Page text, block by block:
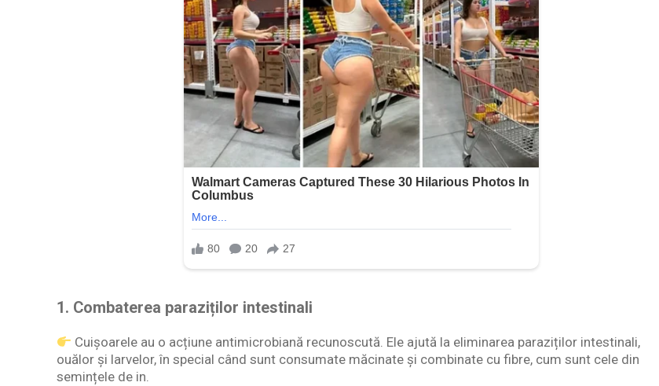
1. Combaterea paraziților intestinali
Cuișoarele au o acțiune antimicrobiană recunoscută. Ele ajută la eliminarea paraziților intestinali,
ouălor și larvelor, în special când sunt consumate măcinate și combinate cu fibre, cum sunt cele din
semințele de in.